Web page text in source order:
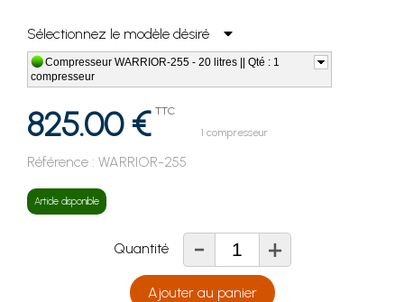
Sélectionnez le modèle désiré
Compresseur WARRIOR-255 - 20 litres || Qté : 1
compresseur
825.00 € TTC
1 compresseur
Référence : WARRIOR-255
Article disponible
Quantité - +
Ajouter au panier